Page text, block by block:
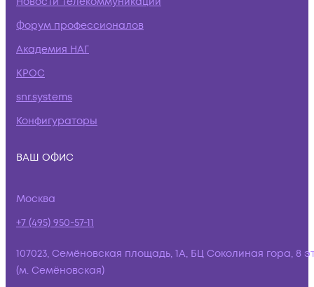
Форум профессионалов
Академия НАГ
КРОС
snr.systems
Конфигураторы
ВАШ ОФИС
Москва
+7 (495) 950-57-11
107023, Семёновская площадь, 1А, БЦ Соколиная гора, 8
(м. Семёновская)